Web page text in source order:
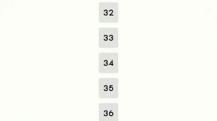
32
33
34
35
36